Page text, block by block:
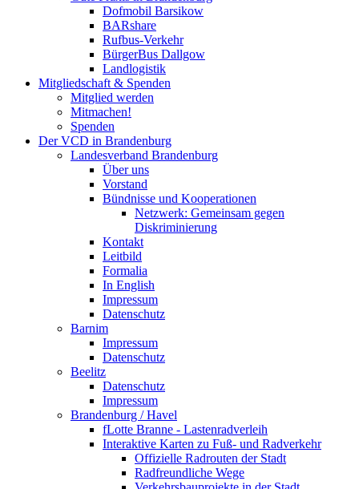
Dofmobil Barsikow
BARshare
Rufbus-Verkehr
BürgerBus Dallgow
Landlogistik
Mitgliedschaft & Spenden
Mitglied werden
Mitmachen!
Spenden
Der VCD in Brandenburg
Landesverband Brandenburg
Über uns
Vorstand
Bündnisse und Kooperationen
Netzwerk: Gemeinsam gegen
Diskriminierung
Kontakt
Leitbild
Formalia
In English
Impressum
Datenschutz
Barnim
Impressum
Datenschutz
Beelitz
Datenschutz
Impressum
Brandenburg / Havel
fLotte Branne - Lastenradverleih
Interaktive Karten zu Fuß- und Radverkehr
Offizielle Radrouten der Stadt
Radfreundliche Wege